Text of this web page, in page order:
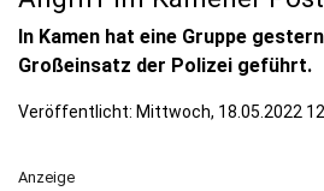
In Kamen hat eine Gruppe
Großeinsatz der Polizei geführt.
Veröffentlicht: Mittwoch, 18.05.2022
Anzeige